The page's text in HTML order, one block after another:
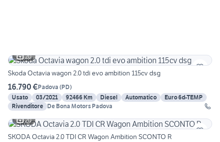
20
Skoda Octavia wagon 2.0 tdi evo ambition 115cv dsg
16.790 €Padova (PD)
Usato
03/2021 92466 Km Diesel Automatico
Euro 6d-TEMP
Rivenditore De Bona Motors Padova
20
SKODA Octavia 2.0 TDI CR Wagon Ambition SCONTO R